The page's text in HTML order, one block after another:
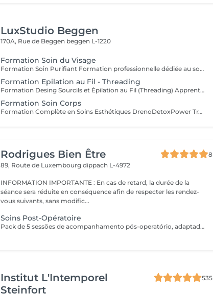
LuxStudio Beggen
170A, Rue de Beggen beggen L-1220
Formation Soin du Visage
Formation Soin Purifiant Formation professionnelle dédiée au soin purifiant du visage, incluant l'utilisation d'une machine de microsuccion pour extraction. Apprentissage du protocole complet, indications, contre-indications et maîtrise du geste pour un nettoyage profond et sécurisé. Formation Dermaplaning Formation dédiée au Dermaplaning, technique d'exfoliation avancée pour lisser la peau et sublimer l'éclat du teint. Apprentissage sécurisé du geste, indications et contre-indications. Formation Soin Hydrafacial Formation complète au soin Hydrafacial avec utilisation de la Bubble Machine. Maîtrise des étapes de nettoyage, exfoliation, infusion d'actifs et hydratation profonde pour des résultats immédiats et visibles. Formation Microneedling Formation professionnelle au Microneedling avec machine incluse, axée sur la régénération cutanée, l'amélioration de la texture de peau et le traitement des imperfections. Protocoles adaptés selon les types de peau et objectifs esthétiques. Chaque formation comprend les protocoles, indications, sécurité, ainsi qu'une mise en pratique encadrée. Kit produits & matériels inclus minimum 10 applications Aide au calcul de rentabilité et à la tarification Certificat de formation inclus
Formation Epilation au Fil - Threading
Formation Desing Sourcils et Épilation au Fil (Threading) Apprentissage de la technique d'épilation au fil pour restructurer les sourcils avec précision, en respectant la morphologie du visage. Formation Épilation au Fil + Coloration Sourcils Inclut la formation Épilation au Fil et ajoute la coloration des sourcils pour intensifier et harmoniser le regard. Formation Épilation au Fil + BrowLamination Inclut la formation Épilation au Fil et ajoute la BrowLamination pour discipliner et structurer les sourcils. Formation Épilation au Fil + BrowLamination + Lashlifting Formation complète incluant toutes les techniques précédentes, pour une prise en charge globale de la beauté du regard. Techniques cumulées Matériel inclus Kit minimum 10 applications Aide à la rentabilité Certificat UE
Formation Soin Corps
Formation Complète en Soins Esthétiques DrenoDetoxPower Transformez votre carrière en seulement 4 heures ! Notre formation vous offre une approche complète, alliant théorie et pratique, pour vous permettre de réaliser des traitements esthétiques de haute performance. Apprenez à utiliser et installer votre propre machine, tout en maîtrisant des techniques avancées telles que la cavitation, la radiofréquence, l'EMS, et bien plus encore. Points forts : Formation pratique et efficace : en seulement 6 heures, vous serez prêt(e) à offrir des traitements de pointe. Calcul des coûts et rentabilité : repartez avec toutes les connaissances nécessaires pour fixer vos prix et maximiser vos profits. Achat d'équipements : facilitez votre entrée sur le marché avec la possibilité d'acquérir votre machine directement auprès de nous. Réservez votre place et commencez votre parcours avec assurance et confiance, en offrant des résultats exceptionnels à vos clients et en développant votre activité.
Rodrigues Bien Être
8
89, Route de Luxembourgdippach L-4972
INFORMATION IMPORTANTE : En cas de retard, la durée de la
séance sera réduite en conséquence afin de respecter les rendez-
vous suivants, sans modific...
Soins Post-Opératoire
Pack de 5 sessões de acompanhamento pós-operatório, adaptadas às necessidades da recuperação. As sessões devem ser realizadas com um intervalo mínimo de 2 dias entre cada uma, para respeitar o processo de cicatrização e otimizar os resultados.
Institut L'Intemporel
Steinfort
535